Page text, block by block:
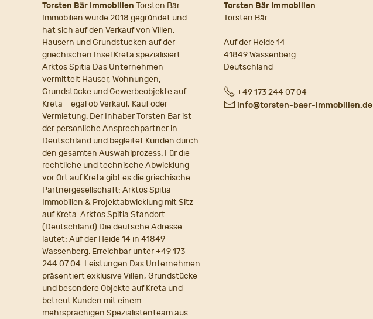
Torsten Bär Immobilien Torsten Bär
Immobilien wurde 2018 gegründet und
hat sich auf den Verkauf von Villen,
Häusern und Grundstücken auf der
griechischen Insel Kreta spezialisiert.
Arktos Spitia Das Unternehmen
vermittelt Häuser, Wohnungen,
Grundstücke und Gewerbeobjekte auf
Kreta – egal ob Verkauf, Kauf oder
Vermietung. Der Inhaber Torsten Bär ist
der persönliche Ansprechpartner in
Deutschland und begleitet Kunden durch
den gesamten Auswahlprozess. Für die
rechtliche und technische Abwicklung
vor Ort auf Kreta gibt es die griechische
Partnergesellschaft: Arktos Spitia –
Immobilien & Projektabwicklung mit Sitz
auf Kreta. Arktos Spitia Standort
(Deutschland) Die deutsche Adresse
lautet: Auf der Heide 14 in 41849
Wassenberg. Erreichbar unter +49 173
244 07 04. Leistungen Das Unternehmen
präsentiert exklusive Villen, Grundstücke
und besondere Objekte auf Kreta und
betreut Kunden mit einem
mehrsprachigen Spezialistenteam aus
Torsten Bär Immobilien
Torsten Bär
Auf der Heide 14
41849 Wassenberg
Deutschland
Fon+49 173 244 07 04
E- info@torsten-baer-immobilien.de